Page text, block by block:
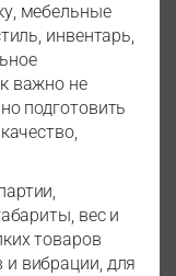
мебельные
инвентарь,
важно не
подготовить
вес и
товаров
вибрации, для